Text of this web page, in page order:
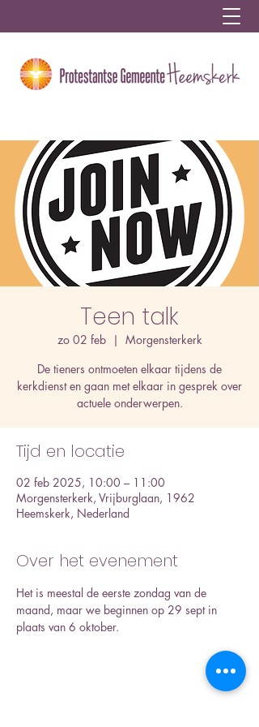
Teen talk
zo 02 feb
  |
Morgensterkerk
De tieners ontmoeten elkaar tijdens de
kerkdienst en gaan met elkaar in gesprek over
actuele onderwerpen.
Tijd en locatie
02 feb 2025, 10:00 – 11:00
Morgensterkerk, Vrijburglaan, 1962
Heemskerk, Nederland
Over het evenement
Het is meestal de eerste zondag van de
maand, maar we beginnen op 29 sept in
plaats van 6 oktober.